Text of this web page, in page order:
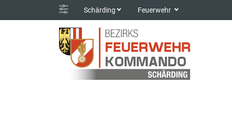
Schärding Feuerwehr